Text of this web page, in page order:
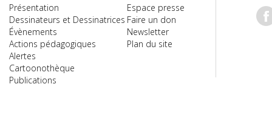
Présentation
Dessinateurs et Dessinatrices
Évènements
Actions pédagogiques
Alertes
Cartoonothèque
Publications
Espace presse
Faire un don
Newsletter
Plan du site